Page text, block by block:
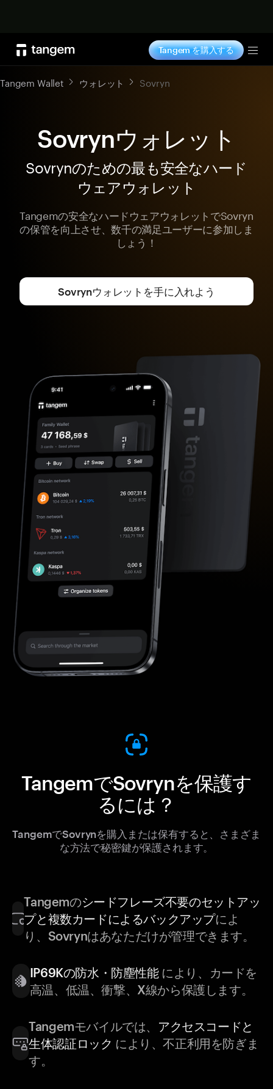
Tangem を購入する
Tangem Wallet ウォレット Sovryn
Sovrynウォレット
Sovrynのための最も安全なハード
ウェアウォレット
Tangemの安全なハードウェアウォレットでSovryn
の保管を向上させ、数千の満足ユーザーに参加しま
しょう！
Sovrynウォレットを手に入れよう
TangemでSovrynを保護す
るには？
TangemでSovrynを購入または保有すると、さまざま
な方法で秘密鍵が保護されます。
Tangemのシードフレーズ不要のセットアッ
プと複数カードによるバックアップによ
り、Sovrynはあなただけが管理できます。
IP69Kの防水・防塵性能により、カードを
高温、低温、衝撃、X線から保護します。
Tangemモバイルでは、 アクセスコードと
生体認証ロック により、不正利用を防ぎま
す。